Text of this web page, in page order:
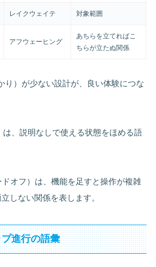
レイクウェイテ 対象範囲
アフウェーヒング
あちらを立てればこ
ちらが立たぬ関係
り）が少ない設計が、良い体験につな
は、説明なしで使える状態をほめる語
オフ）は、機能を足すと操作が複雑
しない関係を表します。
進行の語彙